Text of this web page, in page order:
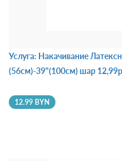
Услуга: Накачивание
(56см)-39"(100см) шар
12.99 BYN